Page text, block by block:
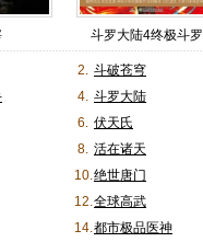
斗罗大陆4终极斗罗
2. 斗破苍穹
4. 斗罗大陆
6. 伏天氏
8. 活在诸天
10.绝世唐门
12.全球高武
14.都市极品医神